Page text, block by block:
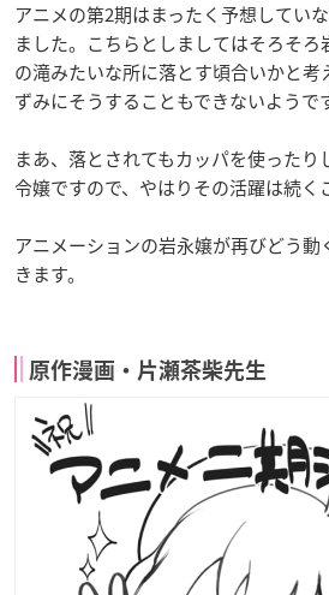
アニメの第2期はまったく予想してい
ました。こちらとしましてはそろそ
の滝みたいな所に落とす頃合いかと考
ずみにそうすることもできないようで
まあ、落とされてもカッパを使った
令嬢ですので、やはりその活躍は続く
アニメーションの岩永嬢が再びどう
きます。
原作漫画・片瀬茶柴先生